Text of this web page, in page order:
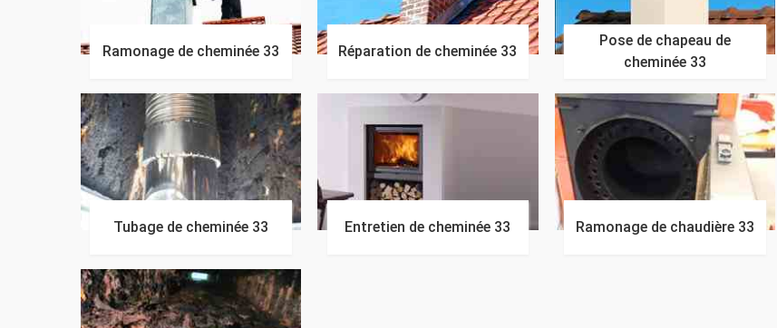
Ramonage de cheminée 33 Réparation de cheminée 33
Pose de chapeau de
cheminée 33
Tubage de cheminée 33 Entretien de cheminée 33 Ramonage de chaudière 33